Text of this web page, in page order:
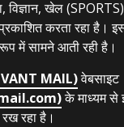
विज्ञान, खेल
करता रहा है।
में सामने आती रही है।
MAIL)वेबसाइट
के माध्यम
रहा है।